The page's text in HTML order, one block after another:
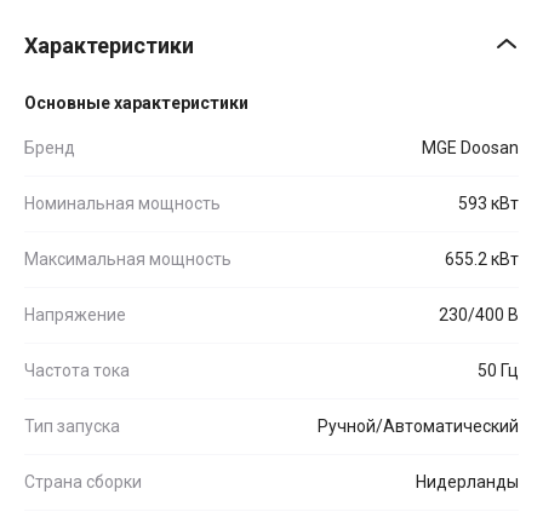
Характеристики
Основные характеристики
Бренд MGE Doosan
Номинальная мощность 593 кВт
Максимальная мощность 655.2 кВт
Напряжение 230/400 В
Частота тока 50 Гц
Тип запуска Ручной/Автоматический
Страна сборки Нидерланды